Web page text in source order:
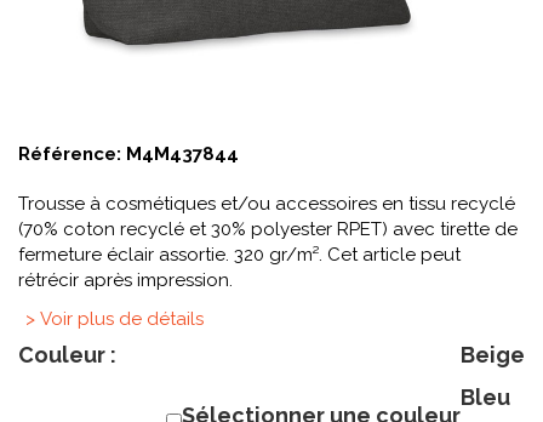
Référence: M4M437844
Trousse à cosmétiques et/ou accessoires en tissu recyclé
(70% coton recyclé et 30% polyester RPET) avec tirette de
fermeture éclair assortie. 320 gr/m². Cet article peut
rétrécir après impression.
> Voir plus de détails
Couleur :
Sélectionner une couleur
Beige
Bleu